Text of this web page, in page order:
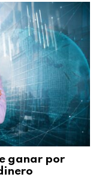
ganar por